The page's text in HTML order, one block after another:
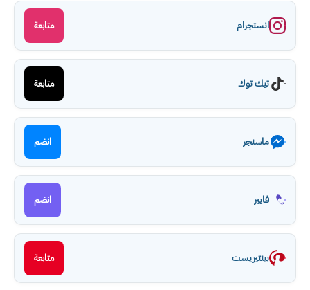
انستجرام متابعة
تيك توك متابعة
ماسنجر انضم
فايبر انضم
بينتيريست متابعة